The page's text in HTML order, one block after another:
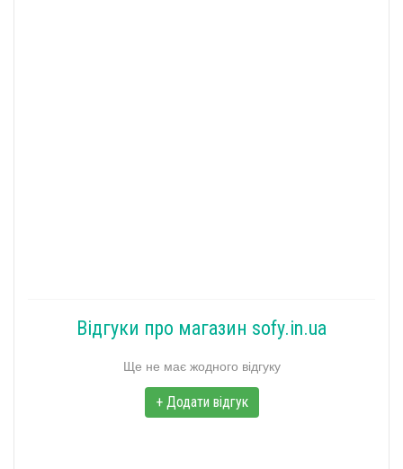
Відгуки про магазин sofy.in.ua
Ще не має жодного відгуку
+ Додати відгук